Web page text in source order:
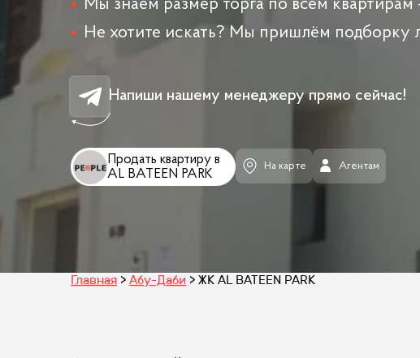
Мы знаем размер торга по всем квартирам
Не хотите искать? Мы пришлём подборку
Напиши нашему менеджеру прямо сейчас!
Продать квартиру в
AL BATEEN PARK
На карте Агентам
Главная Абу-Даби ЖК AL BATEEN PARK